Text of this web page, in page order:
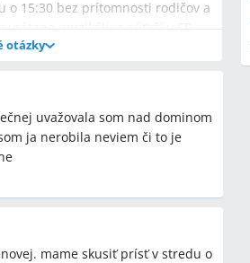
o 15:30 bez prítomnosti rodičov a
dieťa?
037/773 17 01, 0903 421 785,
má skupinu ŽABKY pre malé
otázky
uvažovala som nad dominom
ja nerobila neviem či to je
mame skusiť prísť v stredu o